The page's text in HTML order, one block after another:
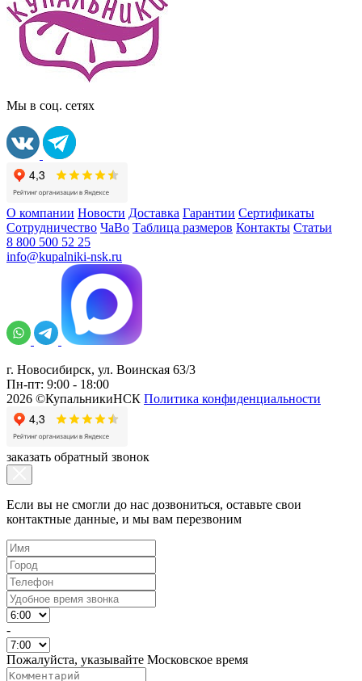
Мы в соц. сетях
О компании Новости Доставка Гарантии Сертификаты
Сотрудничество ЧаВо Таблица размеров Контакты Статьи
8 800 500 52 25
info@kupalniki-nsk.ru
г. Новосибирск, ул. Воинская 63/3
Пн-пт: 9:00 - 18:00
2026 ©КупальникиНСК Политика конфиденциальности
заказать обратный звонок
Если вы не смогли до нас дозвониться, оставьте свои
контактные данные, и мы вам перезвоним
-
Пожалуйста, указывайте Московское время